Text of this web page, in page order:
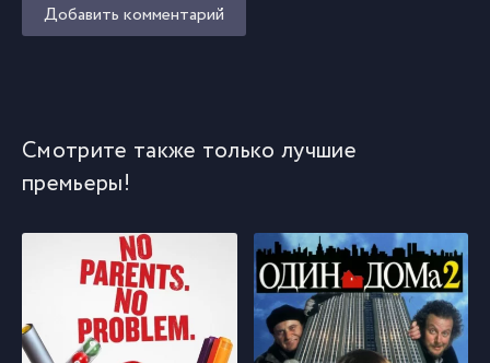
Добавить комментарий
Смотрите также только лучшие
премьеры!